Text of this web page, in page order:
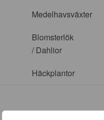
Medelhavsväxter
Blomsterlök
/ Dahlior
Häckplantor